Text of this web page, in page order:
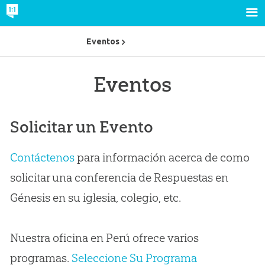
Eventos
Solicitar un Evento
Contáctenospara información acerca de como
solicitar una conferencia de Respuestas en
Génesis en su iglesia, colegio, etc.
Nuestra oficina en Perú ofrece varios
programas. Seleccione Su Programa
Eventos